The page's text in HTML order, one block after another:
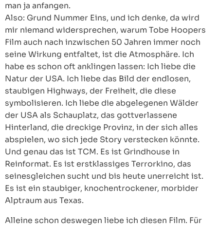
man ja anfangen.
Also: Grund Nummer Eins, und ich denke, da wird
mir niemand widersprechen, warum Tobe Hoopers
Film auch nach inzwischen 50 Jahren immer noch
seine Wirkung entfaltet, ist die Atmosphäre. Ich
habe es schon oft anklingen lassen: Ich liebe die
Natur der USA. Ich liebe das Bild der endlosen,
staubigen Highways, der Freiheit, die diese
symbolisieren. Ich liebe die abgelegenen Wälder
der USA als Schauplatz, das gottverlassene
Hinterland, die dreckige Provinz, in der sich alles
abspielen, wo sich jede Story verstecken könnte.
Und genau das ist TCM. Es ist Grindhouse in
Reinformat. Es ist erstklassiges Terrorkino, das
seinesgleichen sucht und bis heute unerreicht ist.
Es ist ein staubiger, knochentrockener, morbider
Alptraum aus Texas.
Alleine schon deswegen liebe ich diesen Film. Für